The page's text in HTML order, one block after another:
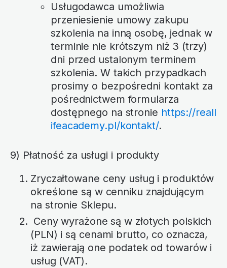
Usługodawca umożliwia
przeniesienie umowy zakupu
szkolenia na inną osobę, jednak w
terminie nie krótszym niż 3 (trzy)
dni przed ustalonym terminem
szkolenia. W takich przypadkach
prosimy o bezpośredni kontakt za
pośrednictwem formularza
dostępnego na stronie https://reall
ifeacademy.pl/kontakt/.
9) Płatność za usługi i produkty
Zryczałtowane ceny usług i produktów
określone są w cenniku znajdującym
na stronie Sklepu.
Ceny wyrażone są w złotych polskich
(PLN) i są cenami brutto, co oznacza,
iż zawierają one podatek od towarów i
usług (VAT).